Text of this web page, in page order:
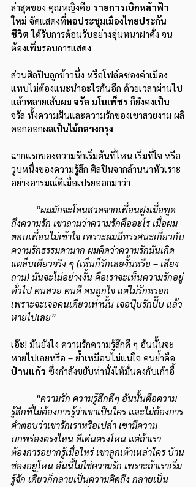
ล่าสุดของ คุณหญิงคือ รายการเบิกหล้าฟ้า
ใหม่ จัดแสดงที่หอประชุมเมืองไทยประกัน
ชีวิต ได้รับการต้อนรับอย่างอุ่นหนาฝาคั่ง จน
ต้องเพิ่มรอบการแสดง
ส่วนศิลปินลูกข้าวนึ่ง หรือโฟล์คซองคำเมือง
แทบไม่ต้องแนะนำอะไรกันอีก ด้วยเวลาผ่านไป
แล้วหลายเส้นผม จรัล มโนเพ็ชร ก็ยังคงเป็น
จรัล ทั้งความฝันและความรักของเขาสวยงาม ผลิ
ดอกออกผลเป็นไม้กลางกรุง
ฉากแรกของความรักเริ่มต้นที่ไหน เริ่มที่ใจ หรือ
วูบหนึ่งของความรู้สึก ศิลปินจากล้านนาหัวเราะ
อย่างอารมณ์ดีเมื่อเปรยออกมาว่า
“ผมมักจะโดนสวดจากเพื่อนฝูงเมื่อพูด
ถึงความรัก เขาถามว่าความรักคืออะไร เมื่อผม
ตอบเพื่อนไม่เข้าใจ เพราะผมมีทรรศนะเกี่ยวกับ
ความรักธรรมดามาก ผมคิดว่าความรักมันเกิด
แผล็บเดียวจริง ๆ (เห็นก็รักเลยงั้นหรือ – เสียง
ถาม) มันจะไม่อย่างงั้น คือเราจะเห็นความรักอยู่
ทั่วไป คนสวย คนดี คนถูกใจ แต่ไม่รักหรอก
เพราะจะเจอคนเดียวเท่านั้น เจอปุ๊บรักปั๊บ แล้ว
หายไปเลย”
เอ๊ะ! มันยังไง ความรักความรู้สึกดี ๆ อันนั้นจะ
หายไปเลยหรือ – ย้ำเหมือนไม่แน่ใจ คนย้ำคือ
ป่านแก้ว ซึ่งกำลังขยับท่านั่งให้มั่นคงกับเก้าอี้
“ความรัก ความรู้สึกดีๆ อันนั้นคือความ
รู้สึกที่ไม่ต้องการรู้ว่าเขาเป็นใคร และไม่ต้องการ
คำตอบว่าเขารักเราหรือเปล่า เขามีความ
บกพร่องตรงไหน ดีเด่นตรงไหน แต่ถ้าเรา
ต้องการอยากรู้เมื่อไหร่ เขาลูกเต้าเหล่าใคร บ้าน
ช่องอยู่ไหน อันนี้ไม่ใช่ความรัก เพราะถ้าเราเริ่ม
รู้จัก เดี๋ยวก็กลายเป็นความคิดถึง กลายเป็น